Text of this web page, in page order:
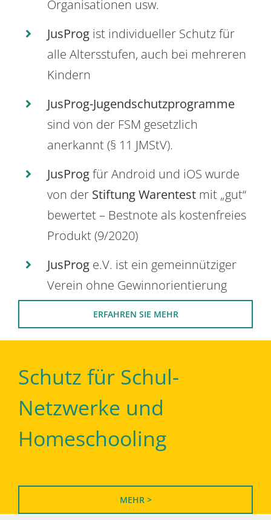
Organisationen usw.
JusProg ist individueller Schutz für
alle Altersstufen, auch bei mehreren
Kindern
JusProg-Jugendschutzprogramme
sind von der FSM gesetzlich
anerkannt (§ 11 JMStV).
JusProgfür Android und iOS wurde
von der Stiftung Warentest mit „gut“
bewertet – Bestnote als kostenfreies
Produkt (9/2020)
JusProg e.V. ist ein gemeinnütziger
Verein ohne Gewinnorientierung
ERFAHREN SIE MEHR
Schutz für Schul-
Netzwerke und
Homeschooling
MEHR >